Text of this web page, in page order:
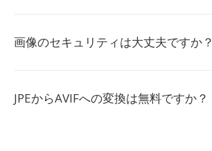
画像のセキュリティは大丈夫ですか？
JPEからAVIFへの変換は無料ですか？